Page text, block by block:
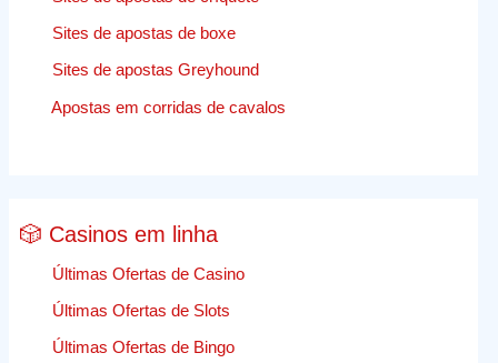
Sites de apostas de boxe
Sites de apostas Greyhound
Apostas em corridas de cavalos
🎲 Casinos em linha
Últimas Ofertas de Casino
Últimas Ofertas de Slots
Últimas Ofertas de Bingo